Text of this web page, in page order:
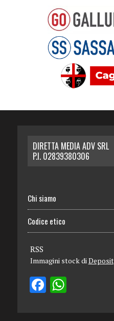
DIRETTA MEDIA ADV SRL
P.I. 02839380306
Chi siamo
Codice etico
RSS
Immagini stock di